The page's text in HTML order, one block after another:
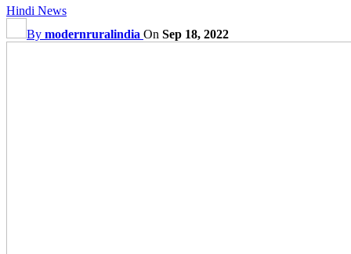
Hindi News
By modernruralindia On Sep 18, 2022